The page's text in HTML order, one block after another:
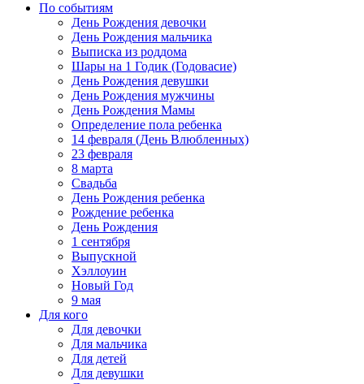
По событиям
День Рождения девочки
День Рождения мальчика
Выписка из роддома
Шары на 1 Годик (Годовасие)
День Рождения девушки
День Рождения мужчины
День Рождения Мамы
Определение пола ребенка
14 февраля (День Влюбленных)
23 февраля
8 марта
Свадьба
День Рождения ребенка
Рождение ребенка
День Рождения
1 сентября
Выпускной
Хэллоуин
Новый Год
9 мая
Для кого
Для девочки
Для мальчика
Для детей
Для девушки